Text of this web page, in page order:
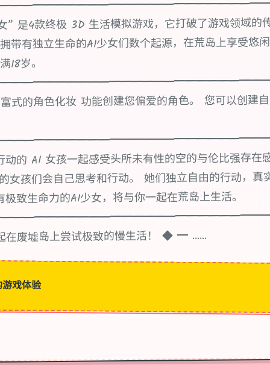
” 是4款终极 3D 生活模拟游戏，它打破了游戏领域的
带有独立生命的AI少女们数个起源，在荒岛上享受悠
18岁。
式的角色化妆 功能创建您偏爱的角色。 您可以创建
的 AI 女孩一起感受头所未有性的空的与伦比强存
女孩们会自己思考和行动。 她们独立自由的行动，真
致生命力的AI少女，将与你一起在荒岛上生活。
废墟岛上尝试极致的慢生活！ ◆ ━ ......
戏体验